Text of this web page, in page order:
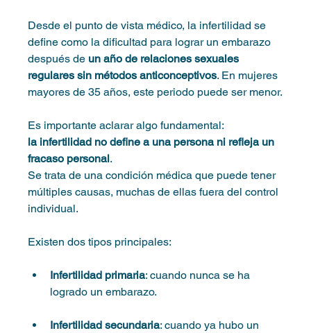
Desde el punto de vista médico, la infertilidad se
define como la dificultad para lograr un embarazo
después de un año de relaciones sexuales
regulares sin métodos anticonceptivos. En mujeres
mayores de 35 años, este periodo puede ser menor.
Es importante aclarar algo fundamental:
la infertilidad no define a una persona ni refleja un
fracaso personal.
Se trata de una condición médica que puede tener
múltiples causas, muchas de ellas fuera del control
individual.
Existen dos tipos principales:
Infertilidad primaria: cuando nunca se ha
logrado un embarazo.
Infertilidad secundaria: cuando ya hubo un